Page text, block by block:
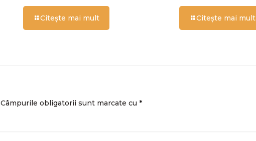
Citește mai mult Citește mai mult
Câmpurile obligatorii sunt marcate cu *